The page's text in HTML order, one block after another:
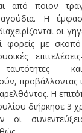
από ποιον
Η
οι
φορείς με
προβάλλοντας
Η
διήρκησε 3
οι